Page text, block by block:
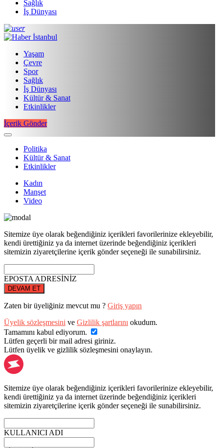
Sağlık
İş Dünyası
Yaşam
Çevre
Spor
Sağlık
İş Dünyası
Kültür & Sanat
Etkinlikler
İçerik Gönder
Politika
Kültür & Sanat
Etkinlikler
Kadın
Manşet
Video
Sitemize üye olarak beğendiğiniz içerikleri favorilerinize ekleyebilir,
kendi ürettiğiniz ya da internet üzerinde beğendiğiniz içerikleri
sitemizin ziyaretçilerine içerik gönder seçeneği ile sunabilirsiniz.
EPOSTA ADRESİNİZ
DEVAM ET
Zaten bir üyeliğiniz mevcut mu ? Giriş yapın
Üyelik sözleşmesini ve Gizlilik şartlarını okudum.
Tamamını kabul ediyorum.
Lütfen geçerli bir mail adresi giriniz.
Lütfen üyelik ve gizlilik sözleşmesini onaylayın.
Sitemize üye olarak beğendiğiniz içerikleri favorilerinize ekleyebilir,
kendi ürettiğiniz ya da internet üzerinde beğendiğiniz içerikleri
sitemizin ziyaretçilerine içerik gönder seçeneği ile sunabilirsiniz.
KULLANICI ADI